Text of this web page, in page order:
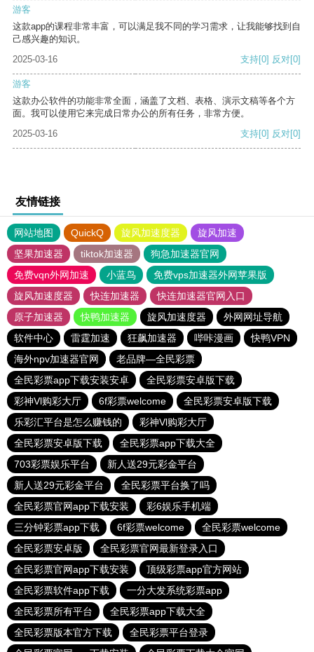
游客
这款app的课程非常丰富，可以满足我不同的学习需求，让我能够找到自
己感兴趣的知识。
2025-03-16
支持[0] 反对[0]
游客
这款办公软件的功能非常全面，涵盖了文档、表格、演示文稿等各个方
面。我可以使用它来完成日常办公的所有任务，非常方便。
2025-03-16
支持[0] 反对[0]
友情链接
网站地图 QuickQ 旋风加速度器
旋风加速
坚果加速器
tiktok加速器
狗急加速器官网
免费vqn外网加速
小蓝鸟
免费vps加速器外网苹果版
旋风加速度器
快连加速器
快连加速器官网入口
原子加速器
快鸭加速器 旋风加速度器
外网网址导航
软件中心
雷霆加速 狂飙加速器 哔咔漫画
快鸭VPN
海外npv加速器官网
老品牌—全民彩票
全民彩票app下载安装安卓
全民彩票安卓版下载
彩神Vl购彩大厅
6f彩票welcome
全民彩票安卓版下载
乐彩汇平台是怎么赚钱的
彩神Vl购彩大厅
全民彩票安卓版下载
全民彩票app下载大全
703彩票娱乐平台
新人送29元彩金平台
新人送29元彩金平台
全民彩票平台换了吗
全民彩票官网app下载安装
彩6娱乐手机端
三分钟彩票app下载
6f彩票welcome
全民彩票welcome
全民彩票安卓版
全民彩票官网最新登录入口
全民彩票官网app下载安装
顶级彩票app官方网站
全民彩票软件app下载
一分大发系统彩票app
全民彩票所有平台
全民彩票app下载大全
全民彩票版本官方下载
全民彩票平台登录